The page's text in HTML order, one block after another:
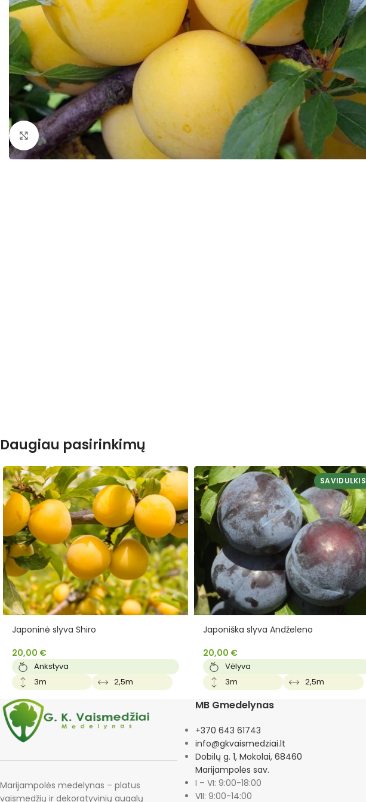
Išdidinti nuotrauką
Daugiau pasirinkimų
Japoninė slyva Shiro
20,00 €
Ankstyva
3m
2,5m
SAVIDULKIS
Japoniška slyva Andželeno
20,00 €
Vėlyva
3m
2,5m
Marijampolės medelynas – platus
vaismedžių ir dekoratyvinių augalų
MB Gmedelynas
+370 643 61743
info@gkvaismedziai.lt
Dobilų g. 1, Mokolai, 68460
Marijampolės sav.
I – VI: 9:00-18:00
VII: 9:00-14:00